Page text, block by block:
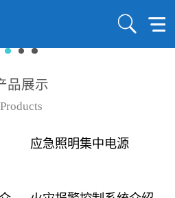
品展示
Products
应急照明集中电源